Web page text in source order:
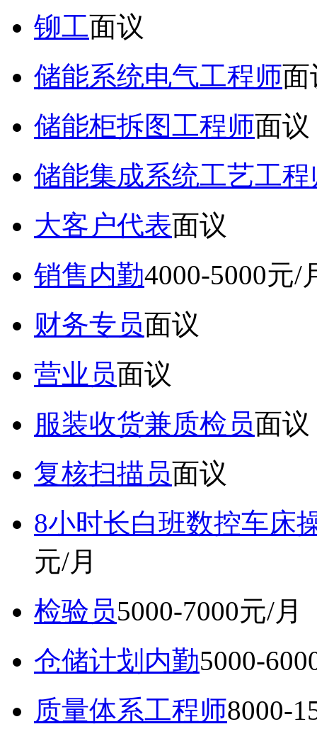
铆工面议
储能系统电气工程师面
储能柜拆图工程师面议
储能集成系统工艺工程
大客户代表面议
销售内勤4000-5000元/
财务专员面议
营业员面议
服装收货兼质检员面议
复核扫描员面议
8小时长白班数控车床
元/月
检验员5000-7000元/月
仓储计划内勤5000-
质量体系工程师8000-